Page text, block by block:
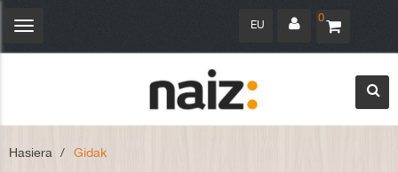
0
EU
Navegación
Hasiera > Gidak